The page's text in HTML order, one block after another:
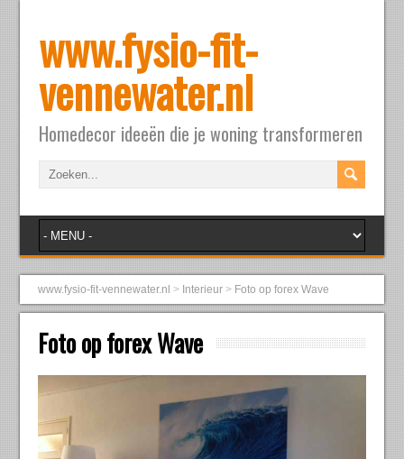
www.fysio-fit-
vennewater.nl
Homedecor ideeën die je woning transformeren
www.fysio-fit-vennewater.nl > Interieur > Foto op forex Wave
Foto op forex Wave